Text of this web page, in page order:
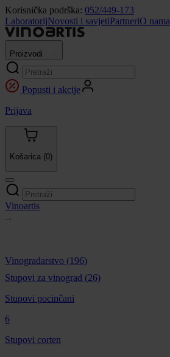
Korisnička podrška: 052/449-173
LaboratorijNovosti i savjetiPartneriO nama
Proizvodi
Popusti i akcije
Prijava
Košarica (0)
Vinoartis
Vinogradarstvo (196)
Stupovi za vinograd (26)
Stupovi pocinčani
6
Stupovi corten